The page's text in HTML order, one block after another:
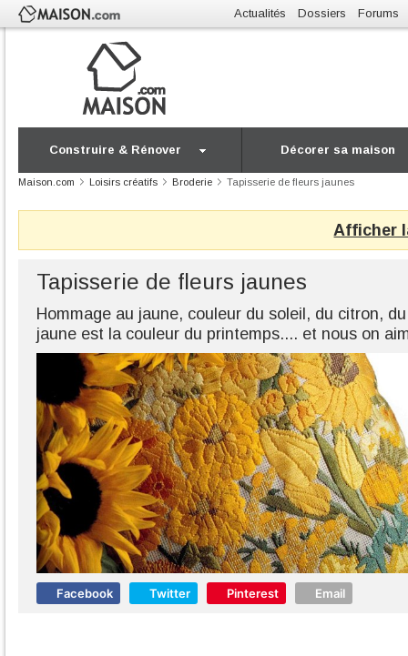
Actualités Dossiers Forums
Construire & Rénover Décorer sa maison
Maison.com Loisirs créatifs Broderie Tapisserie de fleurs jaunes
Afficher
Tapisserie de fleurs jaunes
Hommage au jaune, couleur du soleil, du citron,
jaune est la couleur du printemps.... et nous on
Facebook Twitter Pinterest Email